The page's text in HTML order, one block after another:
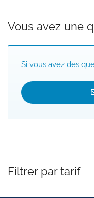
Vous avez une
Si vous avez des
Filtrer par tarif